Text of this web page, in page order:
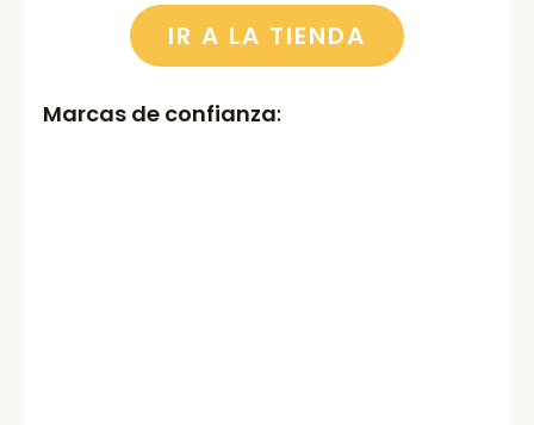
IR A LA TIENDA
Marcas de confianza: